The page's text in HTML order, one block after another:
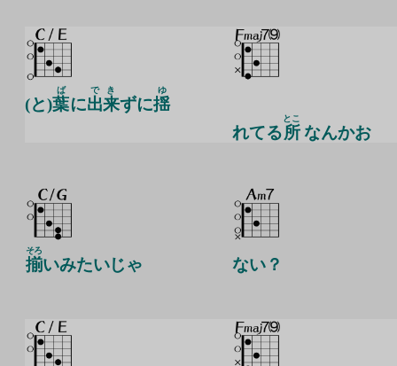
(と)葉
ば
に出来
でき
ずに揺
ゆ
れてる所
とこ
なんかお
揃
そろ
いみたいじゃ ない？